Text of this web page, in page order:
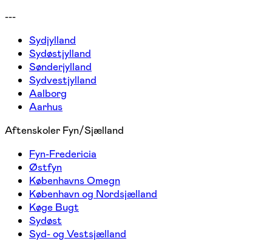
---
Sydjylland
Sydøstjylland
Sønderjylland
Sydvestjylland
Aalborg
Aarhus
Aftenskoler Fyn/Sjælland
Fyn-Fredericia
Østfyn
Københavns Omegn
København og Nordsjælland
Køge Bugt
Sydøst
Syd- og Vestsjælland